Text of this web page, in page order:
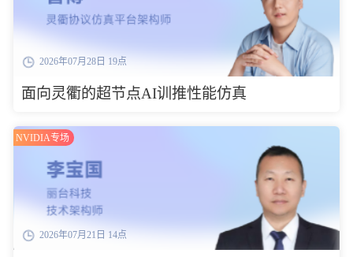
2026年07月28日 19点
面向灵衢的超节点AI训推性能仿真
NVIDIA专场
2026年07月21日 14点